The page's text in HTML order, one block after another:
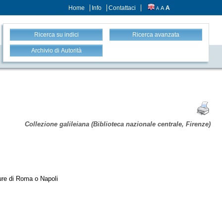
Home Info Contattaci A A A
Ricerca su indici Ricerca avanzata
Archivio di Autorità